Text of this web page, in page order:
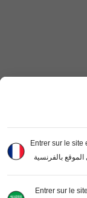
Entrer sur le site
بالفرنسية
Entrer sur le